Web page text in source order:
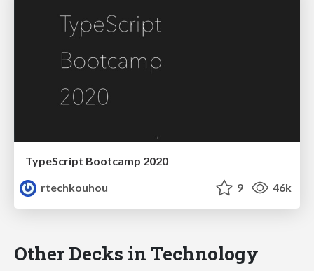
TypeScript Bootcamp 2020
rtechkouhou
9 46k
Other Decks in Technology